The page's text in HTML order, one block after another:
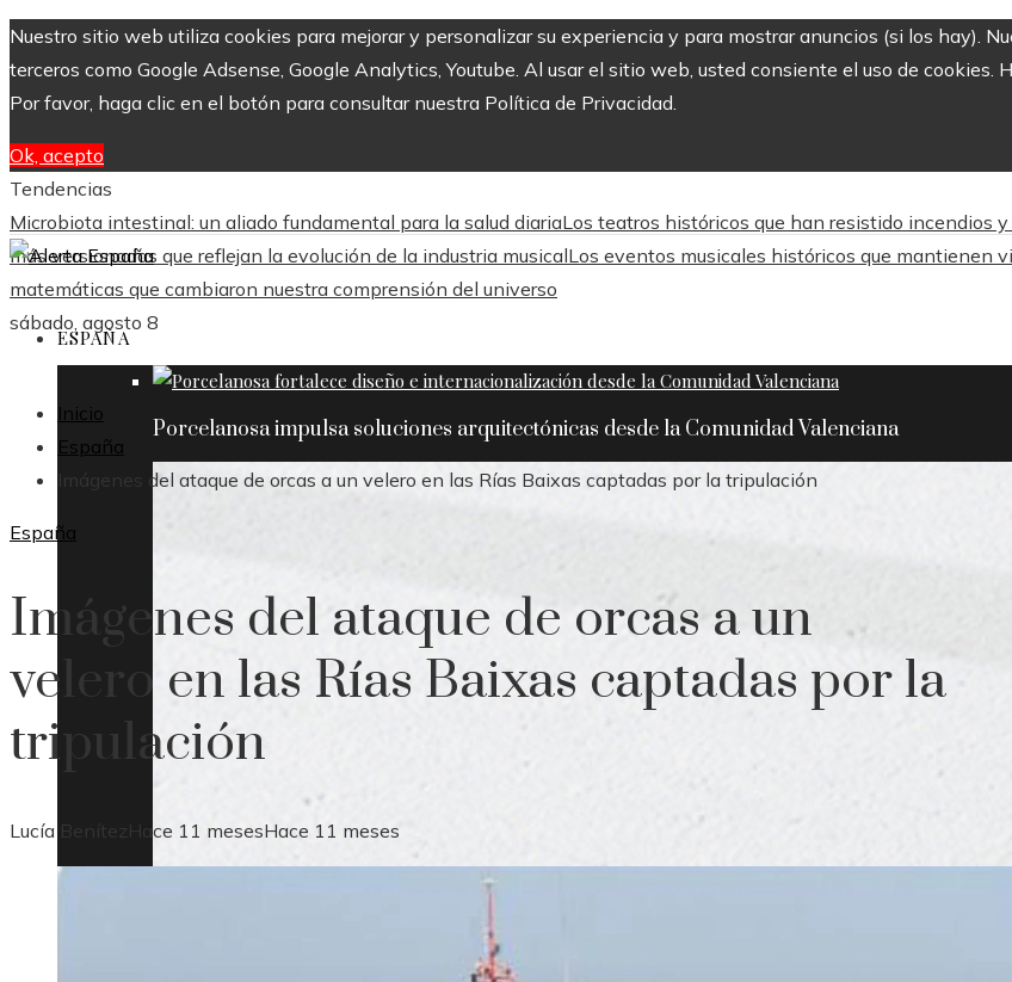
Nuestro sitio web utiliza cookies para mejorar y personalizar su experiencia y para mostrar anuncios (si los hay).
terceros como Google Adsense, Google Analytics, Youtube. Al usar el sitio web, usted consiente el uso de cookies.
Por favor, haga clic en el botón para consultar nuestra Política de Privacidad.
Ok, acepto
Tendencias
Microbiota intestinal: un aliado fundamental para la salud diariaLos teatros históricos que han resistido incendios
más versionadas que reflejan la evolución de la industria musicalLos eventos musicales históricos que mantienen
matemáticas que cambiaron nuestra comprensión del universo
sábado, agosto 8
ESPAÑA
Porcelanosa impulsa soluciones arquitectónicas desde la Comunidad Valenciana
Inicio
España
Imágenes del ataque de orcas a un velero en las Rías Baixas captadas por la tripulación
España
Imágenes del ataque de orcas a un
velero en las Rías Baixas captadas por la
tripulación
Lucía Benítez Hace 11 mesesHace 11 meses